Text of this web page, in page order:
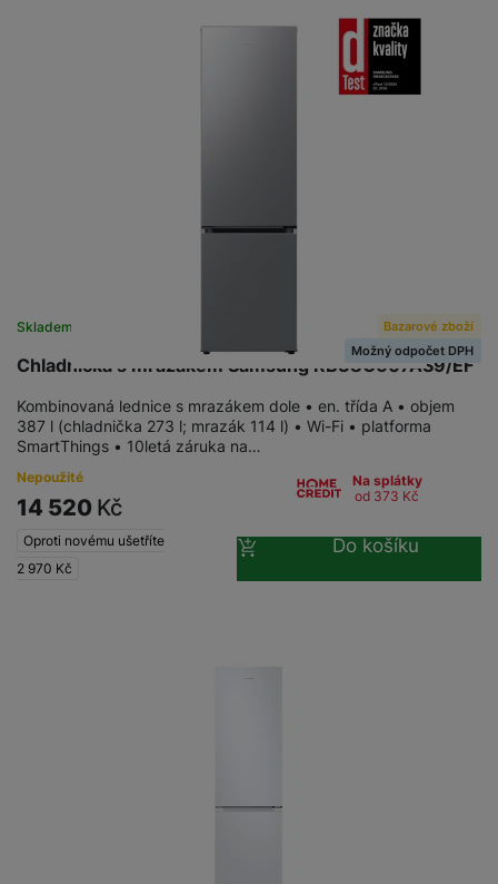
Chladnička s mrazákem Samsung RB38C607AS9/EF
Skladem
Bazarové zboží
Možný odpočet DPH
Kombinovaná lednice s mrazákem dole • en. třída A • objem
387 l (chladnička 273 l; mrazák 114 l) • Wi-Fi • platforma
SmartThings • 10letá záruka na…
Nepoužité
14 520 Kč
Oproti novému ušetříte
2 970 Kč
Na splátky
od 373 Kč
Do košíku